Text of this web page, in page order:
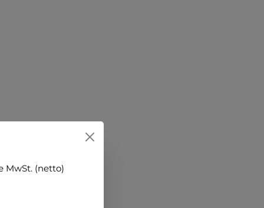
MwSt. (netto)